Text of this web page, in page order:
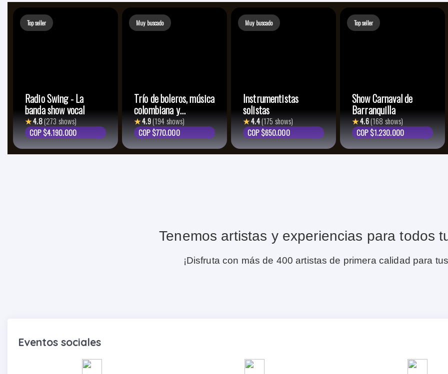
Top seller
Radio Swing - La
banda show vocal
★4.8(273 shows)
COP $4.190.000
Muy buscado
Trío de boleros, música
colombiana y
lationamericana
★4.9(194 shows)
COP $770.000
Muy buscado
Instrumentistas
solistas
★4.4(175 shows)
COP $650.000
Top seller
Show Carnaval de
Barranquilla
★4.6(168 shows)
COP $1.230.000
Tenemos artistas y experiencias para todos
¡Disfruta con más de 400 artistas de primera calidad para
Eventos sociales